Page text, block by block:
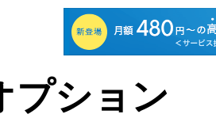
プション